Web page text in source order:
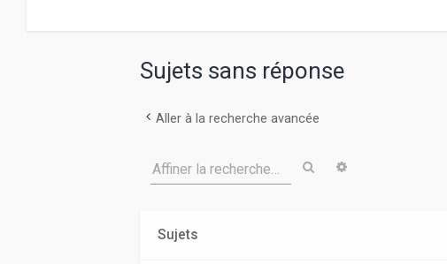
Sujets sans réponse
Aller à la recherche avancée
Affiner la recherche… Rechercher
Sujets